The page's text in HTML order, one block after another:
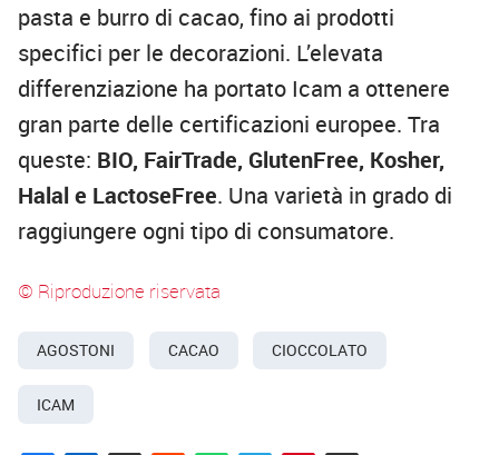
pasta e burro di cacao, fino ai prodotti
specifici per le decorazioni. L’elevata
differenziazione ha portato Icam a ottenere
gran parte delle certificazioni europee. Tra
queste: BIO, FairTrade, GlutenFree, Kosher,
Halal e LactoseFree. Una varietà in grado di
raggiungere ogni tipo di consumatore.
© Riproduzione riservata
AGOSTONI CACAO CIOCCOLATO
ICAM